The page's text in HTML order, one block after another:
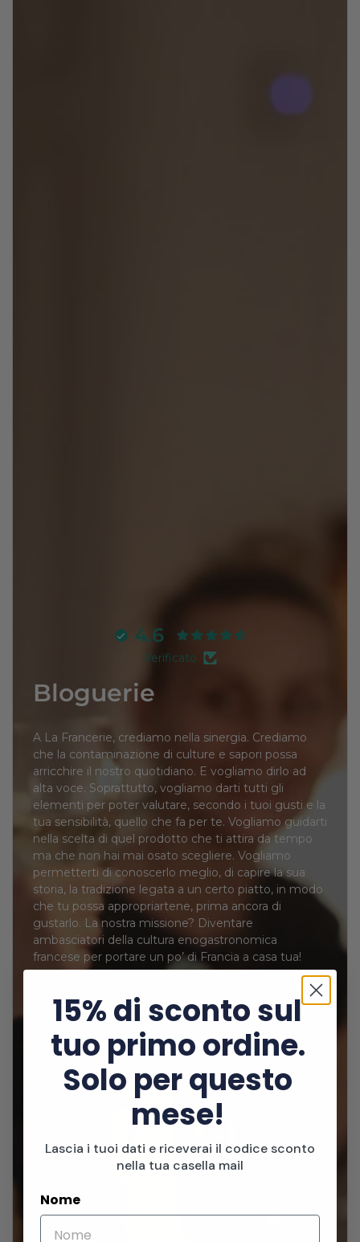
4.6
Verificato
Bloguerie
A La Francerie, crediamo nella sinergia. Crediamo
che la contaminazione di culture e sapori possa
arricchire il nostro quotidiano. E vogliamo dirlo ad
alta voce. Soprattutto, vogliamo darti tutti gli
elementi per poter valutare, secondo i tuoi gusti e la
tua sensibilità, quello che fa per te. Vogliamo guidarti
nella scelta di quel prodotto che ti attira da tempo
ma che non hai mai osato scegliere. Vogliamo
permetterti di conoscerlo meglio, di capire la sua
storia, la tradizione legata a un certo piatto, in modo
che tu possa appropriartene, prima ancora di
gustarlo. La nostra missione? Diventare
ambasciatori della cultura enogastronomica
francese per portare un po’ di Francia a casa tua!
15% di sconto sul
tuo primo ordine.
Solo per questo
mese!
Lascia i tuoi dati e riceverai il codice sconto
nella tua casella mail
Nome